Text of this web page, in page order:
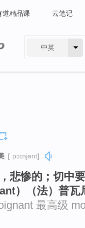
道精品课 云笔记
中英
[ˈpɔɪnjənt]
悲惨的；切中
）（法）普瓦
最高级